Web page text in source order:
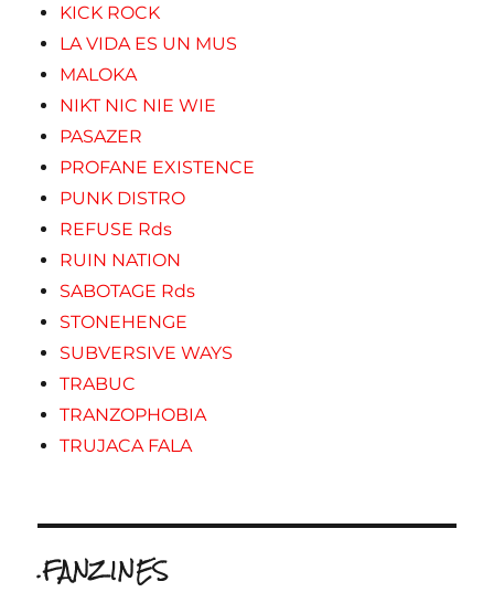
KICK ROCK
LA VIDA ES UN MUS
MALOKA
NIKT NIC NIE WIE
PASAZER
PROFANE EXISTENCE
PUNK DISTRO
REFUSE Rds
RUIN NATION
SABOTAGE Rds
STONEHENGE
SUBVERSIVE WAYS
TRABUC
TRANZOPHOBIA
TRUJACA FALA
.FANZINES